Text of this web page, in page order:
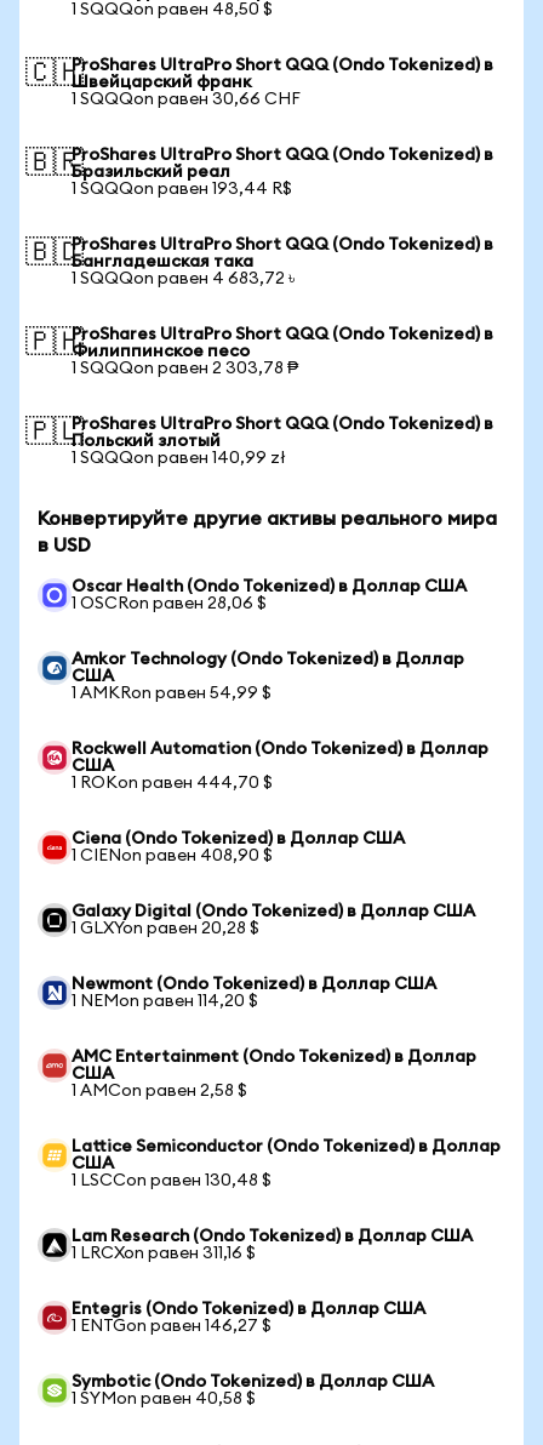
1 SQQQon равен 48,50 $
🇨🇭ProShares UltraPro Short QQQ (Ondo Tokenized) в
Швейцарский франк
1 SQQQon равен 30,66 CHF
🇧🇷ProShares UltraPro Short QQQ (Ondo Tokenized) в
Бразильский реал
1 SQQQon равен 193,44 R$
🇧🇩ProShares UltraPro Short QQQ (Ondo Tokenized) в
Бангладешская така
1 SQQQon равен 4 683,72 ৳
🇵🇭ProShares UltraPro Short QQQ (Ondo Tokenized) в
Филиппинское песо
1 SQQQon равен 2 303,78 ₱
🇵🇱ProShares UltraPro Short QQQ (Ondo Tokenized) в
Польский злотый
1 SQQQon равен 140,99 zł
Конвертируйте другие активы реального мира
в USD
Oscar Health (Ondo Tokenized) в Доллар США
1 OSCRon равен 28,06 $
Amkor Technology (Ondo Tokenized) в Доллар
США
1 AMKRon равен 54,99 $
Rockwell Automation (Ondo Tokenized) в Доллар
США
1 ROKon равен 444,70 $
Ciena (Ondo Tokenized) в Доллар США
1 CIENon равен 408,90 $
Galaxy Digital (Ondo Tokenized) в Доллар США
1 GLXYon равен 20,28 $
Newmont (Ondo Tokenized) в Доллар США
1 NEMon равен 114,20 $
AMC Entertainment (Ondo Tokenized) в Доллар
США
1 AMCon равен 2,58 $
Lattice Semiconductor (Ondo Tokenized) в Доллар
США
1 LSCCon равен 130,48 $
Lam Research (Ondo Tokenized) в Доллар США
1 LRCXon равен 311,16 $
Entegris (Ondo Tokenized) в Доллар США
1 ENTGon равен 146,27 $
Symbotic (Ondo Tokenized) в Доллар США
1 SYMon равен 40,58 $